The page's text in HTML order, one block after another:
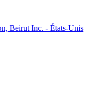
Beirut Inc. - États-Unis